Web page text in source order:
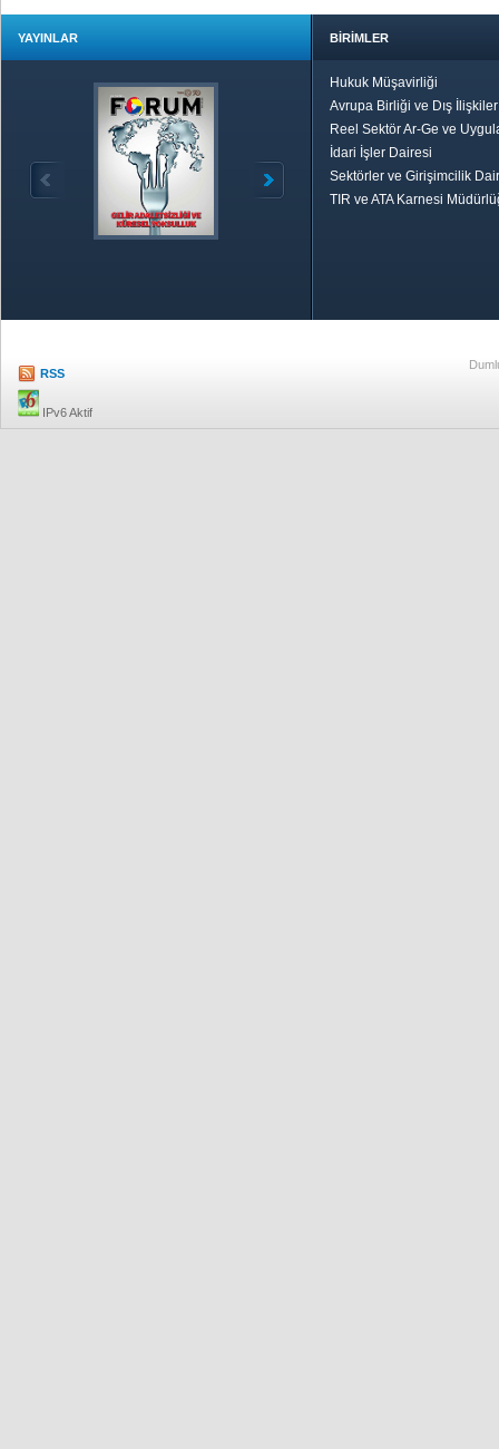
YAYINLAR BİRİMLER
Hukuk Müşavirliği
Avrupa Birliği ve Dış
Reel Sektör Ar-Ge ve
İdari İşler Dairesi
Sektörler ve Girişimcilik
TIR ve ATA Karnesi
RSS
IPv6 Aktif